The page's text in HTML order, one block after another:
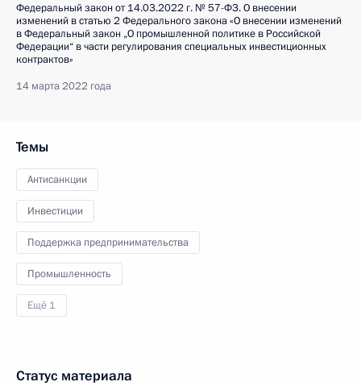
Федеральный закон от 14.03.2022 г. № 57-ФЗ. О внесении
изменений в статью 2 Федерального закона «О внесении изменений
в Федеральный закон „О промышленной политике в Российской
Федерации“ в части регулирования специальных инвестиционных
контрактов»
14 марта 2022 года
Темы
Антисанкции
Инвестиции
Поддержка предпринимательства
Промышленность
Ещё 1
Статус материала